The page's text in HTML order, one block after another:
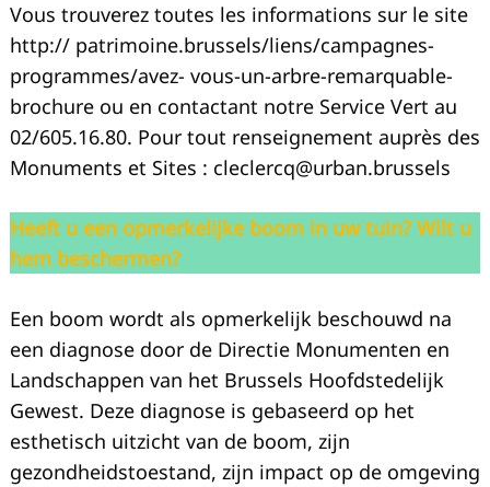
Vous trouverez toutes les informations sur le site
http:// patrimoine.brussels/liens/campagnes-
programmes/avez- vous-un-arbre-remarquable-
brochure ou en contactant notre Service Vert au
02/605.16.80. Pour tout renseignement auprès des
Monuments et Sites : cleclercq@urban.brussels
Heeft u een opmerkelijke boom in uw tuin? Wilt u
hem beschermen?
Een boom wordt als opmerkelijk beschouwd na
een diagnose door de Directie Monumenten en
Landschappen van het Brussels Hoofdstedelijk
Gewest. Deze diagnose is gebaseerd op het
esthetisch uitzicht van de boom, zijn
gezondheidstoestand, zijn impact op de omgeving